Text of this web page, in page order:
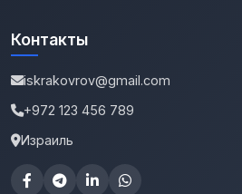
Контакты
iskrakovrov@gmail.com
+972 123 456 789
Израиль